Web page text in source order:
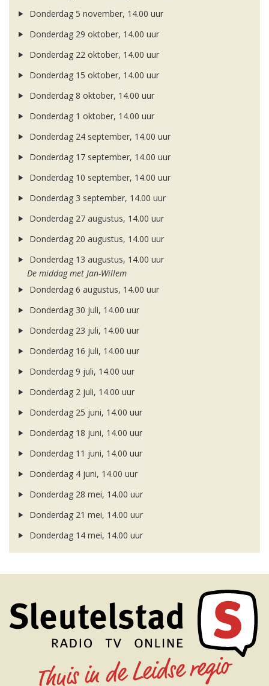
Donderdag 5 november, 14.00 uur
Donderdag 29 oktober, 14.00 uur
Donderdag 22 oktober, 14.00 uur
Donderdag 15 oktober, 14.00 uur
Donderdag 8 oktober, 14.00 uur
Donderdag 1 oktober, 14.00 uur
Donderdag 24 september, 14.00 uur
Donderdag 17 september, 14.00 uur
Donderdag 10 september, 14.00 uur
Donderdag 3 september, 14.00 uur
Donderdag 27 augustus, 14.00 uur
Donderdag 20 augustus, 14.00 uur
Donderdag 13 augustus, 14.00 uur
De middag met Jan-Willem
Donderdag 6 augustus, 14.00 uur
Donderdag 30 juli, 14.00 uur
Donderdag 23 juli, 14.00 uur
Donderdag 16 juli, 14.00 uur
Donderdag 9 juli, 14.00 uur
Donderdag 2 juli, 14.00 uur
Donderdag 25 juni, 14.00 uur
Donderdag 18 juni, 14.00 uur
Donderdag 11 juni, 14.00 uur
Donderdag 4 juni, 14.00 uur
Donderdag 28 mei, 14.00 uur
Donderdag 21 mei, 14.00 uur
Donderdag 14 mei, 14.00 uur